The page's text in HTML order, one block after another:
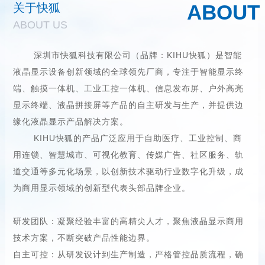
ABOUT
关于快狐
ABOUT US
深圳市快狐科技有限公司（品牌：KIHU快狐）是智能
液晶显示设备创新领域的全球领先厂商，专注于智能显示终
端、触摸一体机、工业工控一体机、信息发布屏、户外高亮
显示终端、液晶拼接屏等产品的自主研发与生产，并提供边
缘化液晶显示产品解决方案。
KIHU快狐的产品广泛应用于自助医疗、工业控制、商
用连锁、智慧城市、可视化教育、传媒广告、社区服务、轨
道交通等多元化场景，以创新技术驱动行业数字化升级，成
为商用显示领域的创新型代表头部品牌企业。
研发团队：凝聚经验丰富的高精尖人才，聚焦液晶显示商用
技术方案，不断突破产品性能边界。
自主可控：从研发设计到生产制造，严格管控品质流程，确